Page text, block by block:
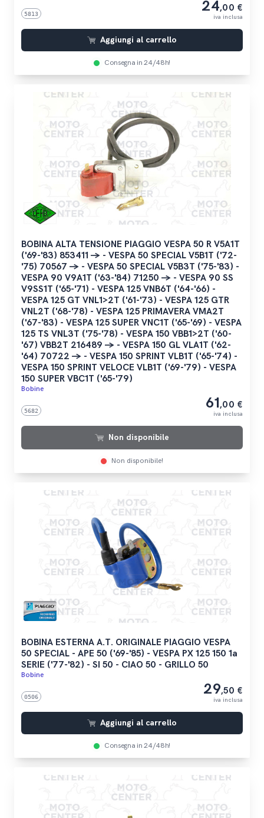
5813 24,00 €
iva inclusa
Aggiungi al carrello
Consegna in 24/48h!
BOBINA ALTA TENSIONE PIAGGIO VESPA 50 R V5A1T
('69-'83) 853411 -> - VESPA 50 SPECIAL V5B1T ('72-
'75) 70567 -> - VESPA 50 SPECIAL V5B3T ('75-'83) -
VESPA 90 V9A1T ('63-'84) 71250 -> - VESPA 90 SS
V9SS1T ('65-'71) - VESPA 125 VNB6T ('64-'66) -
VESPA 125 GT VNL1>2T ('61-'73) - VESPA 125 GTR
VNL2T ('68-'78) - VESPA 125 PRIMAVERA VMA2T
('67-'83) - VESPA 125 SUPER VNC1T ('65-'69) - VESPA
125 TS VNL3T ('75-'78) - VESPA 150 VBB1>2T ('60-
'67) VBB2T 216489 -> - VESPA 150 GL VLA1T ('62-
'64) 70722 -> - VESPA 150 SPRINT VLB1T ('65-'74) -
VESPA 150 SPRINT VELOCE VLB1T ('69-'79) - VESPA
150 SUPER VBC1T ('65-'79)
Bobine
5682 61,00 €
iva inclusa
Non disponibile
Non disponibile!
BOBINA ESTERNA A.T. ORIGINALE PIAGGIO VESPA
50 SPECIAL - APE 50 ('69-'85) - VESPA PX 125 150 1a
SERIE ('77-'82) - SI 50 - CIAO 50 - GRILLO 50
Bobine
0506 29,50 €
iva inclusa
Aggiungi al carrello
Consegna in 24/48h!